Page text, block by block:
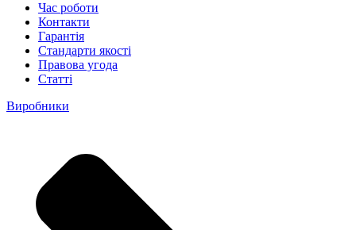
Час роботи
Контакти
Гарантія
Стандарти якості
Правова угода
Статті
Виробники